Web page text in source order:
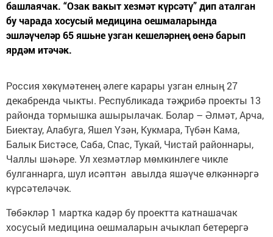
башлаячак. “Озак вакыт хезмәт күрсәтү” дип аталган
бу чарада хосусый медицина оешмаларында
эшләүчеләр 65 яшьне узган кешеләрнең өенә барып
ярдәм итәчәк.
Россия хөкүмәтенең әлеге карары узган елның 27
декабренда чыкты. Республикада тәҗрибә проекты 13
районда тормышка ашырылачак. Болар – Әлмәт, Арча,
Биектау, Алабуга, Яшел Үзән, Кукмара, Түбән Кама,
Балык Бистәсе, Саба, Спас, Тукай, Чистай районнары,
Чаллы шәһәре. Ул хезмәтләр мөмкинлеге чикле
булганнарга, шул исәптән авылда яшәүче өлкәннәргә
күрсәтеләчәк.
Төбәкләр 1 мартка кадәр бу проектта катнашачак
хосусый медицина оешмаларын ачыклап бетерергә